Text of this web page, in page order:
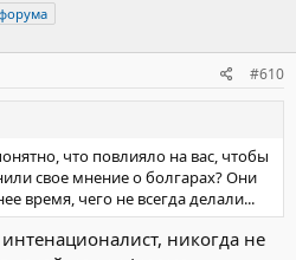
#610
что повлияло на вас, чтобы
свое мнение о болгарах? Они
время, чего не всегда делали...
никогда не